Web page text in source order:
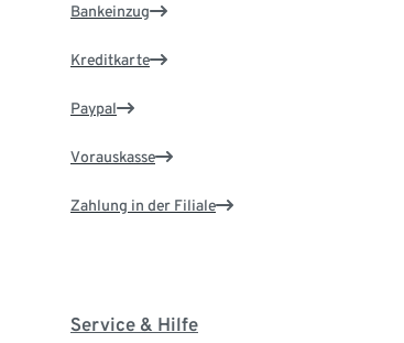
Bankeinzug
Kreditkarte
Paypal
Vorauskasse
Zahlung in der Filiale
Service & Hilfe